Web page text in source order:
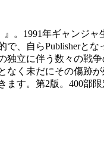
。1991年ギャンジ
、自らPublisherと
立に伴う数々の戦
く未だにその傷跡
す。第2版。400部